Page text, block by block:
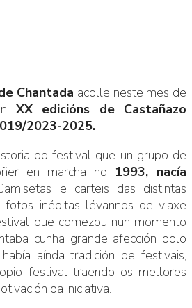
Chantada acolle neste mes de
XX edicións de Castañazo
2023-2025.
do festival que un grupo de
en marcha no 1993, nacía
e carteis das distintas
fotos inéditas lévannos de viaxe
que comezou nun momento
cunha grande afección polo
aínda tradición de festivais,
festival traendo os mellores
da iniciativa.